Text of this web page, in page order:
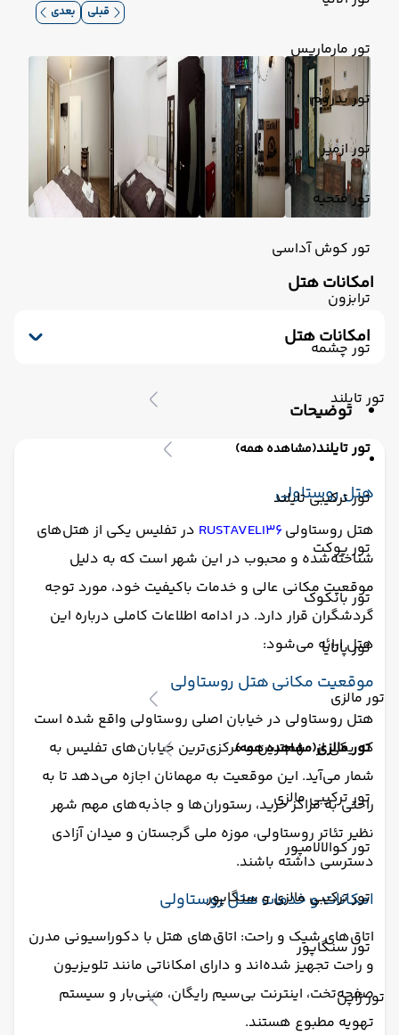
تور مارماریس
تور بدروم
تور ازمیر
تور فتحیه
تور کوش آداسی
ترابزون
تور چشمه
تور تایلند
تور تایلند(مشاهده همه)
تور ترکیبی تایلند
تور پوکت
تور بانکوک
تور پاتایا
تور مالزی
تور مالزی(مشاهده همه)
تور ترکیبی مالزی
تور کوالالامپور
تور ترکیبی مالزی و سنگاپور
تور سنگاپور
تور ژاپن
قبلی بعدی
امکانات هتل
امکانات هتل
کافی شاپ
سشوار
پذیرش 24 ساعته
توضیحات
هتل روستاولی
هتل روستاولیRUSTAVELI36 در تفلیس یکی از هتل‌های
شناخته‌شده و محبوب در این شهر است که به دلیل
موقعیت مکانی عالی و خدمات باکیفیت خود، مورد توجه
گردشگران قرار دارد. در ادامه اطلاعات کاملی درباره این
هتل ارائه می‌شود:
موقعیت مکانی هتل روستاولی
هتل روستاولی در خیابان اصلی روستاولی واقع شده است
که یکی از مهم‌ترین و مرکزی‌ترین خیابان‌های تفلیس به
شمار می‌آید. این موقعیت به مهمانان اجازه می‌دهد تا به
راحتی به مراکز خرید، رستوران‌ها و جاذبه‌های مهم شهر
نظیر تئاتر روستاولی، موزه ملی گرجستان و میدان آزادی
دسترسی داشته باشند.
امکانات و خدمات هتل روستاولی
اتاق‌های شیک و راحت: اتاق‌های هتل با دکوراسیونی مدرن
و راحت تجهیز شده‌اند و دارای امکاناتی مانند تلویزیون
صفحه‌تخت، اینترنت بی‌سیم رایگان، مینی‌بار و سیستم
تهویه مطبوع هستند.